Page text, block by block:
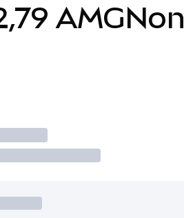
AMGNon